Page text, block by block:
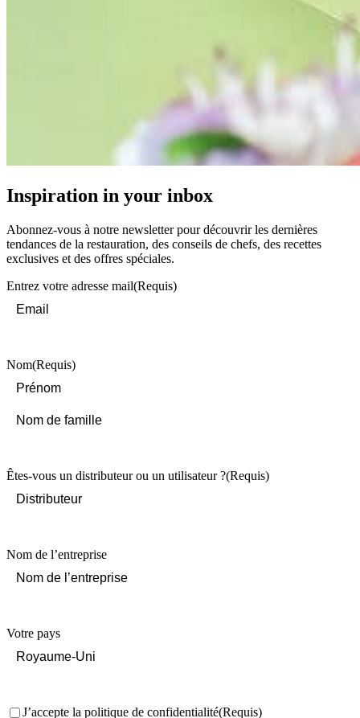
Inspiration in your inbox
Abonnez-vous à notre newsletter pour découvrir les dernières
tendances de la restauration, des conseils de chefs, des recettes
exclusives et des offres spéciales.
Entrez votre adresse mail(Requis)
Nom(Requis)
Êtes-vous un distributeur ou un utilisateur ?(Requis)
Nom de l’entreprise
Votre pays
Consentement(Requis)
J’accepte la politique de confidentialité(Requis)